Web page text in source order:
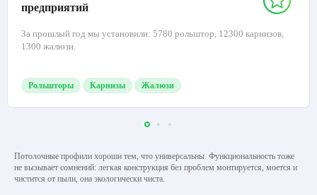
предприятий
За прошлый год мы установили: 5780 рольштор, 12300 карнизов,
1300 жалюзи.
Рольшторы Карнизы Жалюзи
Потолочные профили хороши тем, что универсальны. Функциональность тоже
не вызывает сомнений: легкая конструкция без проблем монтируется, моется и
чистится от пыли, она экологически чиста.